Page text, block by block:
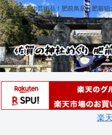
肥前石工の芸術品！肥前鳥居と肥前
ま
楽